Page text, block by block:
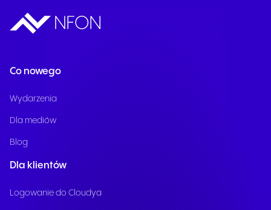
Co nowego
Wydarzenia
Dla mediów
Blog
Dla klientów
Logowanie do Cloudya